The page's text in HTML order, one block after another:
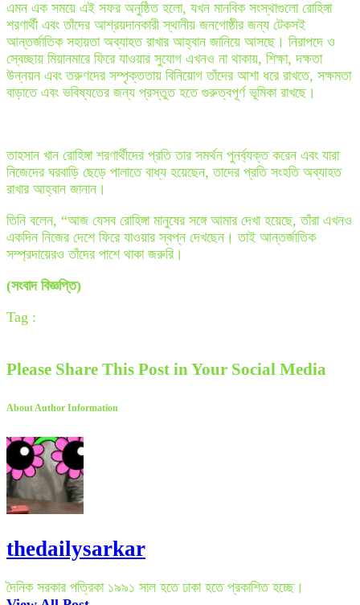
এমন এক সময়ে এই সফর অনুষ্ঠিত হলো, যখন মানবিক সংস্থাগুলো রোহিঙ্গা
শরণার্থী এবং তাঁদের আশ্রয়দানকারী স্থানীয় জনগোষ্ঠীর জন্য টেকসই
আন্তর্জাতিক সহায়তা অব্যাহত রাখার আহ্বান জানিয়ে আসছে। নিরাপদে ও
স্বেচ্ছায় মিয়ানমারে ফিরে যাওয়ার সুযোগ এখনও না থাকায়, শিক্ষা, দক্ষতা
উন্নয়ন এবং তরুণদের সম্পৃক্ততায় বিনিয়োগ তাঁদের আশা ধরে রাখতে, সক্ষমতা
বাড়াতে এবং ভবিষ্যতের জন্য প্রস্তুত হতে গুরুত্বপূর্ণ ভূমিকা রাখছে।
তাহসান খান রোহিঙ্গা শরণার্থীদের প্রতি তার সমর্থন পুনর্ব্যক্ত করেন এবং যারা
নিজেদের ঘরবাড়ি ছেড়ে পালাতে বাধ্য হয়েছেন, তাদের প্রতি সংহতি অব্যাহত
রাখার আহ্বান জানান।
তিনি বলেন, “আজ যেসব রোহিঙ্গা মানুষের সঙ্গে আমার দেখা হয়েছে, তাঁরা এখনও
একদিন নিজের দেশে ফিরে যাওয়ার স্বপ্ন দেখছেন। তাই আন্তর্জাতিক
সম্প্রদায়েরও তাঁদের পাশে থাকা জরুরি।
(সংবাদ বিজ্ঞপ্তি)
Tag :
Please Share This Post in Your Social Media
About Author Information
thedailysarkar
দৈনিক সরকার পত্রিকা ১৯৯১ সাল হতে ঢাকা হতে প্রকাশিত হচ্ছে।